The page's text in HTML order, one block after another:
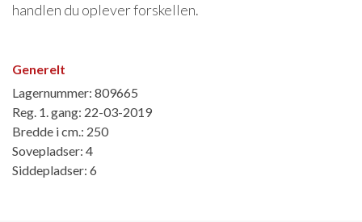
handlen du oplever forskellen.
Generelt
Lagernummer: 809665
Reg. 1. gang: 22-03-2019
Bredde i cm.: 250
Sovepladser: 4
Siddepladser: 6